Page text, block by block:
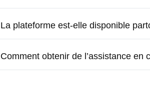
La plateforme est-elle disponible
Comment obtenir de l’assistance en